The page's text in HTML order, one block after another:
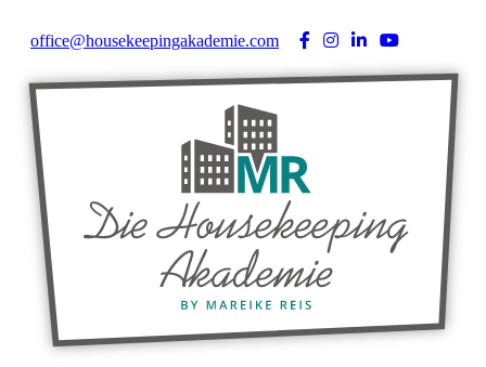
office@housekeepingakademie.com